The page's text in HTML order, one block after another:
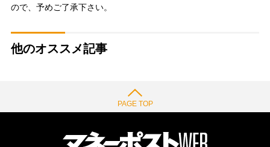
ので、予めご了承下さい。
他のオススメ記事
PAGE TOP